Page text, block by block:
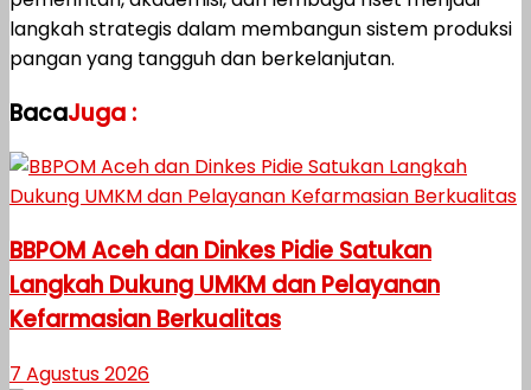
langkah strategis dalam membangun sistem produksi
pangan yang tangguh dan berkelanjutan.
BacaJuga :
BBPOM Aceh dan Dinkes Pidie Satukan
Langkah Dukung UMKM dan Pelayanan
Kefarmasian Berkualitas
7 Agustus 2026